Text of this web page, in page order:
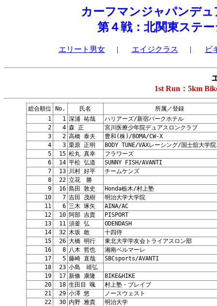
カーフマンジャパンデ
第４戦：北関東ステ
エリート男女 | エイジクラス | ビ
1st Run：5km
総合順位 No. 氏名
所属／登録
1
1 深浦 祐哉
ハリアーズ/新宿パークホテル
2
4 森 正
宮川医療少年院デュアスロンクラブ
3
2 高橋 泰夫
豊和(株)/BOMA/CW-X
4
3 栗原 正明
BODY TUNE/VAXレーシング/国士舘大学
5
15 松丸 真幸
フラワーズ
6
14 平松 弘道
SUNNY FISH/AVANTI
7
13 川村 好平
チームケンズ
8
22 立花 勝
9
16 島田 敦史
Honda栃木/村上塾
10
7 吉田 茂樹
明治大学大学院
11
6 三木 琢矢
AINA/AC
12
10 阿部 吉貴
PISPORT
13
11 須釜 弘
ODENDASH
14
32 木坂 敢
十四侍
15
26 大橋 明行
東北大学学友会トライアスロン部
16
8 八木 哲也
湘南ベルマーレ
17
5 藤崎 直哉
SBCsports/AVANTI
18
23 小島 靖弘
19
17 新條 康隆
BIKE&HIKE
20
18 生田目 颯
村上塾・ブレイブ
21
29 小澤 悠
ノースウェスト
22
30 内野 雅貴
明治大学